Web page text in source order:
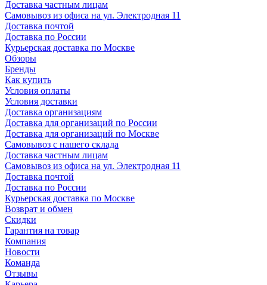
Доставка частным лицам
Самовывоз из офиса на ул. Электродная 11
Доставка почтой
Доставка по России
Курьерская доставка по Москве
Обзоры
Бренды
Как купить
Условия оплаты
Условия доставки
Доставка организациям
Доставка для организаций по России
Доставка для организаций по Москве
Самовывоз с нашего склада
Доставка частным лицам
Самовывоз из офиса на ул. Электродная 11
Доставка почтой
Доставка по России
Курьерская доставка по Москве
Возврат и обмен
Скидки
Гарантия на товар
Компания
Новости
Команда
Отзывы